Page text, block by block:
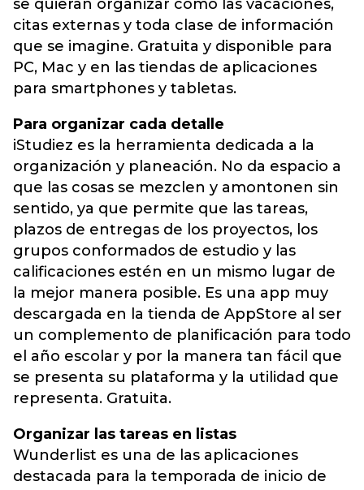
se quieran organizar como las vacaciones,
citas externas y toda clase de información
que se imagine. Gratuita y disponible para
PC, Mac y en las tiendas de aplicaciones
para smartphones y tabletas.
Para organizar cada detalle
iStudiez es la herramienta dedicada a la
organización y planeación. No da espacio a
que las cosas se mezclen y amontonen sin
sentido, ya que permite que las tareas,
plazos de entregas de los proyectos, los
grupos conformados de estudio y las
calificaciones estén en un mismo lugar de
la mejor manera posible. Es una app muy
descargada en la tienda de AppStore al ser
un complemento de planificación para todo
el año escolar y por la manera tan fácil que
se presenta su plataforma y la utilidad que
representa. Gratuita.
Organizar las tareas en listas
Wunderlist es una de las aplicaciones
destacada para la temporada de inicio de